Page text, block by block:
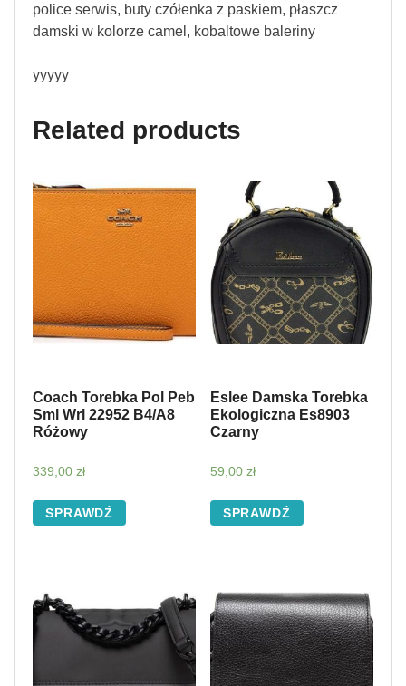
police serwis, buty czółenka z paskiem, płaszcz
damski w kolorze camel, kobaltowe baleriny
yyyyy
Related products
Coach Torebka Pol Peb
Sml Wrl 22952 B4/A8
Różowy
339,00 zł
SPRAWDŹ
Eslee Damska Torebka
Ekologiczna Es8903
Czarny
59,00 zł
SPRAWDŹ